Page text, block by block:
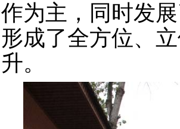
为主，同时发
成了全方位、
。